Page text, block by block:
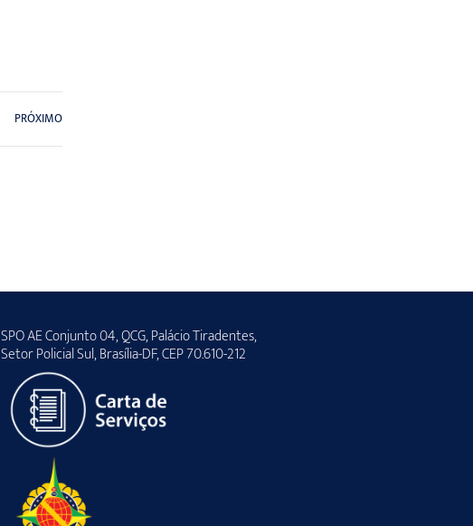
PRÓXIMO
SPO AE Conjunto 04, QCG, Palácio Tiradentes,
Setor Policial Sul, Brasília-DF, CEP 70.610-212